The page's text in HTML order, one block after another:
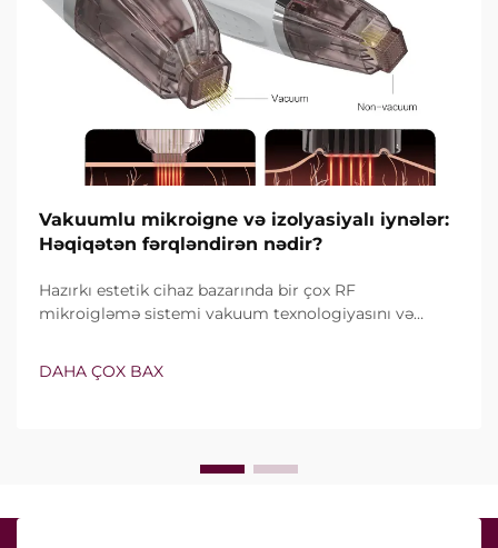
Vakuumlu mikroigne və izolyasiyalı iynələr:
Həqiqətən fərqləndirən nədir?
Hazırkı estetik cihaz bazarında bir çox RF
mikroigləmə sistemi vakuum texnologiyasını və
deyil, onların klinik müalicə zamanı necə dəqiq işlədiyi
DAHA ÇOX BAX